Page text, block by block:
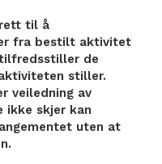
til å
fra bestilt aktivitet
de
stiller.
veiledning av
ikke skjer kan
uten at